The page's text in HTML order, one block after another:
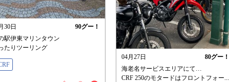
30日 90グー！
駅伊東マリンタウン
たりツーリング
04月27日 80グー！
海老名サービスエリアにて…
CRF 250のモタードはフロントフォー...